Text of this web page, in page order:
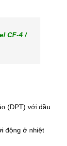
CF-4 /
(DPT) với dầu
động ở nhiệt